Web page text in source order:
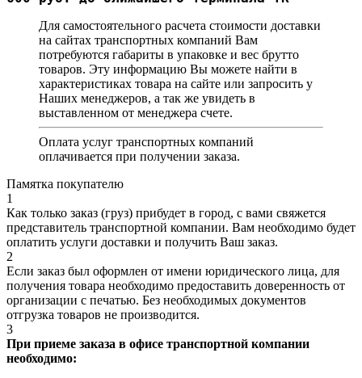
Для самостоятельного расчета стоимости доставки
на сайтах транспортных компаний Вам
потребуются габариты в упаковке и вес брутто
товаров. Эту информацию Вы можете найти в
характеристиках товара на сайте или запросить у
Наших менеджеров, а так же увидеть в
выставленном от менеджера счете.
Оплата услуг транспортных компаний
оплачивается при получении заказа.
Памятка покупателю
1
Как только заказ (груз) прибудет в город, с вами свяжется
представитель транспортной компании. Вам необходимо будет
оплатить услуги доставки и получить Ваш заказ.
2
Если заказ был оформлен от имени юридического лица, для
получения товара необходимо предоставить доверенность от
организации с печатью. Без необходимых документов
отгрузка товаров не производится.
3
При приеме заказа в офисе транспортной компании
необходимо: